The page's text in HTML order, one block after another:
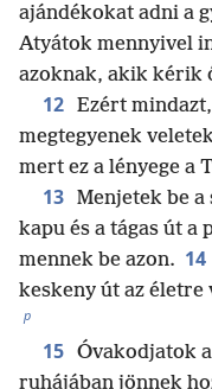
ajándékokat adni a
Atyátok mennyivel
azoknak, akik kérik
12 Ezért
megtegyenek
mert ez a lényege a
13 Menjetek be a
kapu és a tágas út a
mennek be azon. 14
keskeny út az életre
p
15 Óvakodjatok
ruhájában jönnek